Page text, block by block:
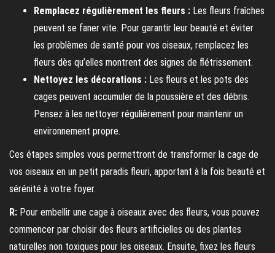
Remplacez régulièrement les fleurs : Les fleurs fraîches
peuvent se faner vite. Pour garantir leur beauté et éviter
les problèmes de santé pour vos oiseaux, remplacez les
fleurs dès qu’elles montrent des signes de flétrissement.
Nettoyez les décorations : Les fleurs et les pots des
cages peuvent accumuler de la poussière et des débris.
Pensez à les nettoyer régulièrement pour maintenir un
environnement propre.
Ces étapes simples vous permettront de transformer la cage de
vos oiseaux en un petit paradis fleuri, apportant à la fois beauté et
sérénité à votre foyer.
R: Pour embellir une cage à oiseaux avec des fleurs, vous pouvez
commencer par choisir des fleurs artificielles ou des plantes
naturelles non toxiques pour les oiseaux. Ensuite, fixez les fleurs